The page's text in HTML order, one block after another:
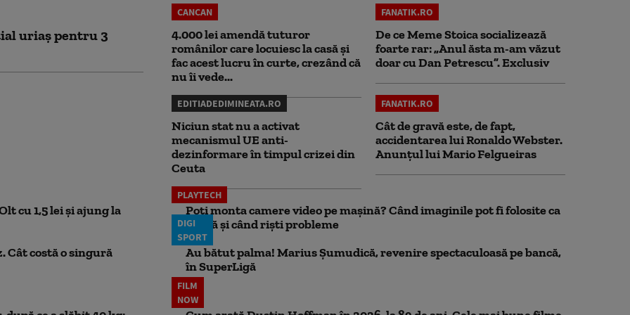
uriaș pentru 3
CANCAN
4.000 lei amendă tuturor
românilor care locuiesc la casă și
fac acest lucru în curte, crezând că
nu îi vede...
FANATIK.RO
De ce Meme Stoica socializează
foarte rar: „Anul ăsta m-am văzut
doar cu Dan Petrescu”. Exclusiv
EDITIADEDIMINEATA.RO
Niciun stat nu a activat
mecanismul UE anti-
dezinformare în timpul crizei din
Ceuta
FANATIK.RO
Cât de gravă este, de fapt,
accidentarea lui Ronaldo Webster.
Anunțul lui Mario Felgueiras
cu 1,5 lei și ajung la
PLAYTECH
Poți monta camere video pe mașină? Când imaginile pot fi folosite ca
probă și când riști probleme
Cât costă o singură
DIGI
SPORT
Au bătut palma! Marius Șumudică, revenire spectaculoasă pe bancă,
în SuperLigă
FILM
NOW